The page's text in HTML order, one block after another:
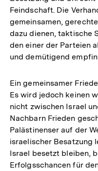
Feindschaft. Die
gemeinsamen,
dazu dienen, taktische
den einer der Parteien
und demütigend
Ein gemeinsamer
Es wird jedoch keinen
nicht zwischen Israel
Nachbarn Frieden
Palästinenser auf der
israelischer Besatzung
Israel besetzt bleiben,
Erfolgsschancen für